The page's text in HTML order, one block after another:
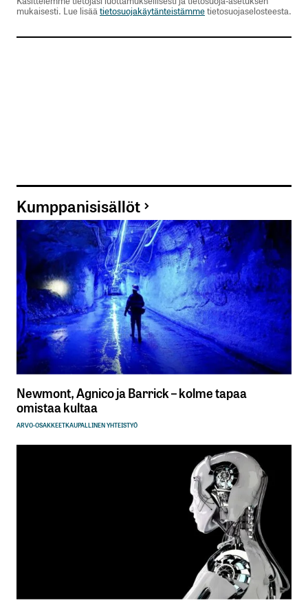
mukaisesti. Lue lisää tietosuojakäytänteistämmetietosuojaselosteesta.
Kumppanisisällöt
Newmont, Agnico ja Barrick – kolme tapaa
omistaa kultaa
ARVO-OSAKKEETKAUPALLINEN YHTEISTYÖ